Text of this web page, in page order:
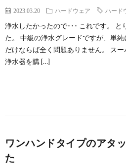
2023.03.20 ハードウェア ハード
浄水したかったので･･･ これです。 と
た。 中級の浄水グレードですが、単
だけならば全く問題ありません。 ス
浄水器を購 […]
ワンハンドタイプのアタ
た